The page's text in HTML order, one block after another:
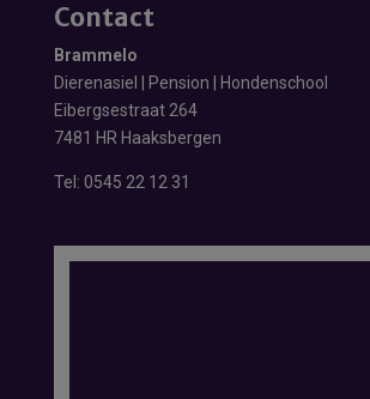
Contact
Brammelo
Dierenasiel | Pension | Hondenschool
Eibergsestraat 264
7481 HR Haaksbergen
Tel: 0545 22 12 31